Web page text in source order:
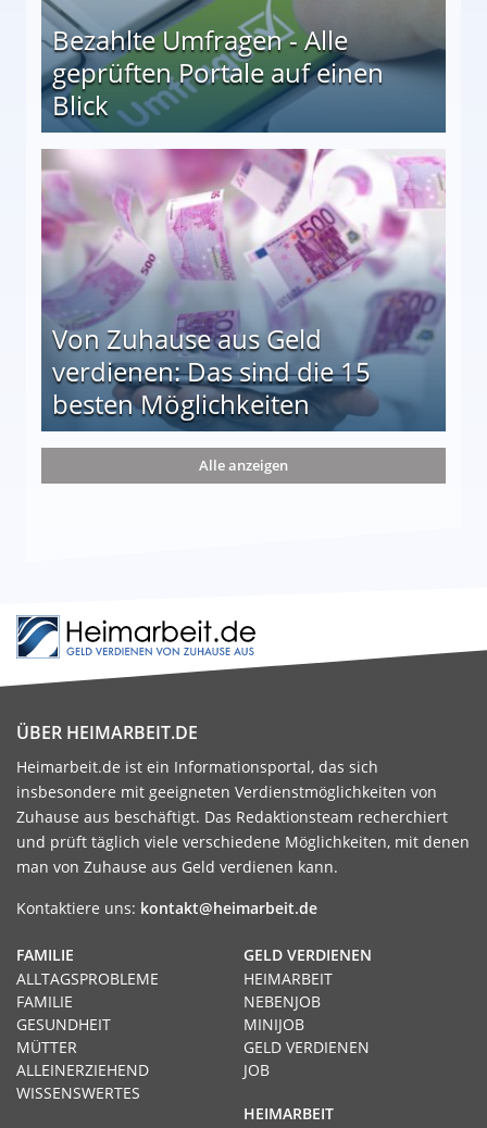
Bezahlte Umfragen - Alle
geprüften Portale auf einen
Blick
auf einen Blick
Von Zuhause aus Geld
verdienen: Das sind die 15
besten Möglichkeiten
die 15 besten Möglichkeiten
Alle anzeigen
ÜBER HEIMARBEIT.DE
Heimarbeit.de ist ein Informationsportal, das sich
insbesondere mit geeigneten Verdienstmöglichkeiten von
Zuhause aus beschäftigt. Das Redaktionsteam recherchiert
und prüft täglich viele verschiedene Möglichkeiten, mit denen
man von Zuhause aus Geld verdienen kann.
Kontaktiere uns: kontakt@heimarbeit.de
GELD VERDIENEN
HEIMARBEIT
NEBENJOB
MINIJOB
GELD VERDIENEN
JOB
HEIMARBEIT
FAMILIE
ALLTAGSPROBLEME
FAMILIE
GESUNDHEIT
MÜTTER
ALLEINERZIEHEND
WISSENSWERTES